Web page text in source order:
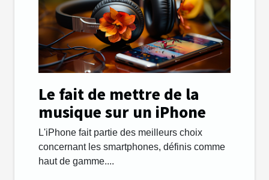
Le fait de mettre de la
musique sur un iPhone
L'iPhone fait partie des meilleurs choix
concernant les smartphones, définis comme
haut de gamme....